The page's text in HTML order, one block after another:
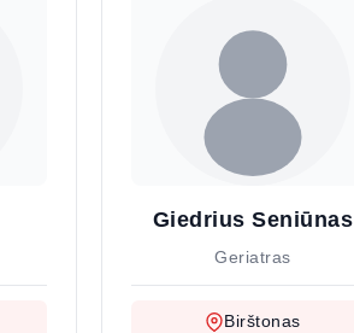
Giedrius Seniūnas
Geriatras
Birštonas